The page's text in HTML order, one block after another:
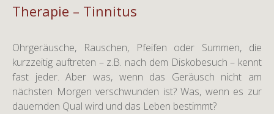
Therapie – Tinnitus
Ohrgeräusche, Rauschen, Pfeifen oder Summen, die
kurzzeitig auftreten – z.B. nach dem Diskobesuch – kennt
fast jeder. Aber was, wenn das Geräusch nicht am
nächsten Morgen verschwunden ist? Was, wenn es zur
dauernden Qual wird und das Leben bestimmt?